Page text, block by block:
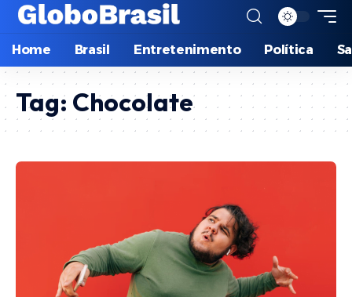
Home Brasil Entretenimento Política
Tag: Chocolate